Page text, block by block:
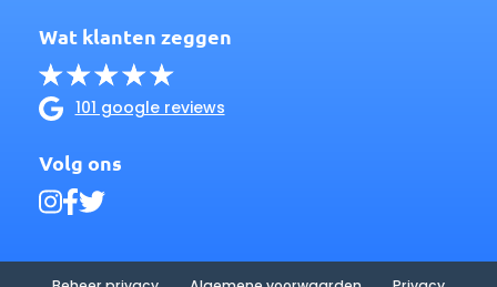
Wat klanten zeggen
101 google reviews
Volg ons